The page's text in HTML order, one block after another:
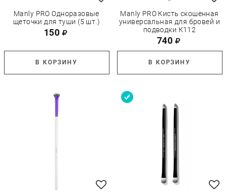
Manly PRO Одноразовые
щеточки для туши (5 шт.)
150
В КОРЗИНУ
Manly PRO Кисть скошенная
универсальная для бровей и
подводки К112
740
В КОРЗИНУ